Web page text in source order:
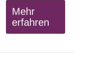
Mehr
erfahren